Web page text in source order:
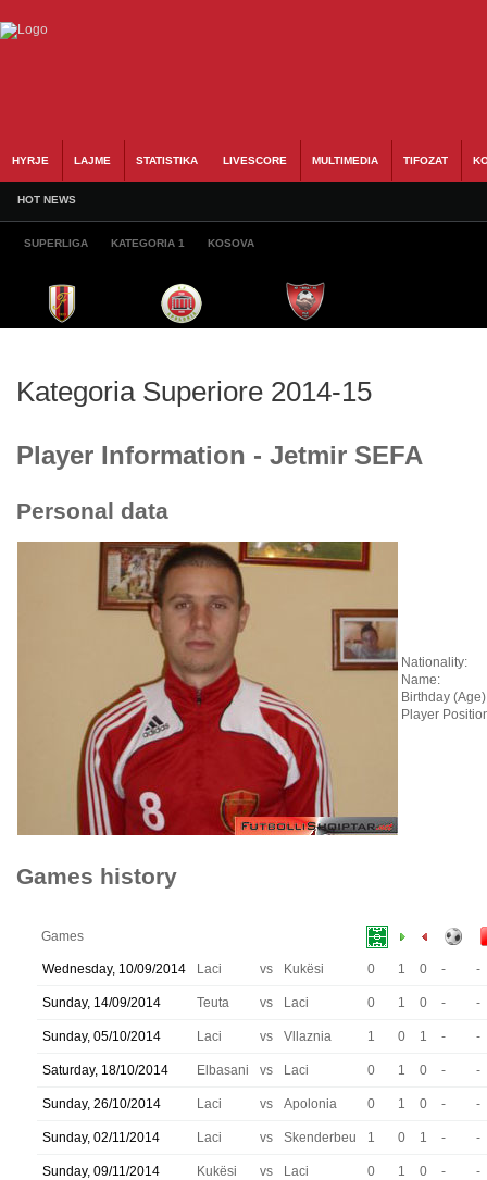
HYRJE LAJME STATISTIKA LIVESCORE MULTIMEDIA TIFOZAT
HOT NEWS
SUPERLIGA KATEGORIA 1 KOSOVA
Kategoria Superiore 2014-15
Player Information - Jetmir SEFA
Personal data
Nationality:
Name:
Birthday
Player
Games history
Games
Wednesday, 10/09/2014 Laci vs Kukësi 0 1 0 - -
Sunday, 14/09/2014 Teuta vs Laci 0 1 0 - -
Sunday, 05/10/2014 Laci vs Vllaznia 1 0 1 - -
Saturday, 18/10/2014 Elbasani vs Laci 0 1 0 - -
Sunday, 26/10/2014 Laci vs Apolonia 0 1 0 - -
Sunday, 02/11/2014 Laci vs Skenderbeu 1 0 1 - -
Sunday, 09/11/2014 Kukësi vs Laci 0 1 0 - -